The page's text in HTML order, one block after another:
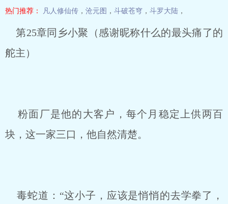
热门推荐： 凡人修仙传 ， 沧元图 ， 斗破苍穹 ， 斗罗大陆 ，
第25章同乡小聚（感谢昵称什么的最头痛了的
舵主）
粉面厂是他的大客户，每个月稳定上供两百
块，这一家三口，他自然清楚。
毒蛇道：“这小子，应该是悄悄的去学拳了，